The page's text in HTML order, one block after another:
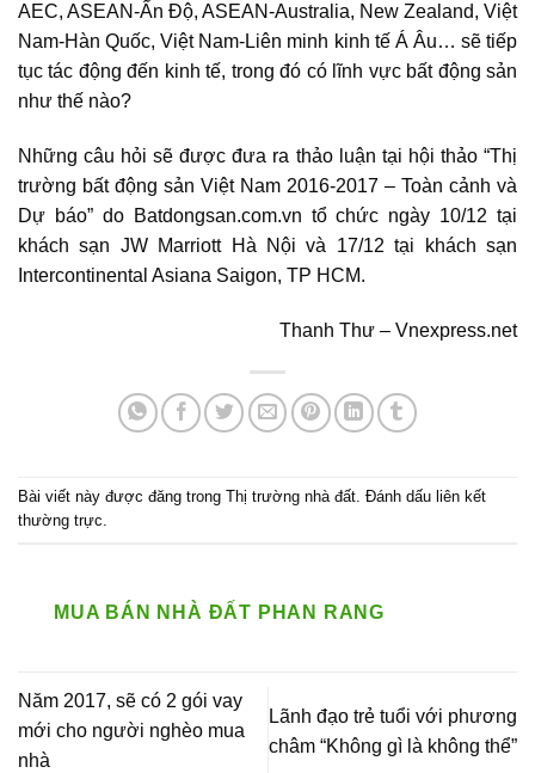
AEC, ASEAN-Ấn Độ, ASEAN-Australia, New Zealand, Việt
Nam-Hàn Quốc, Việt Nam-Liên minh kinh tế Á Âu… sẽ tiếp
tục tác động đến kinh tế, trong đó có lĩnh vực bất động sản
như thế nào?
Những câu hỏi sẽ được đưa ra thảo luận tại hội thảo “Thị
trường bất động sản Việt Nam 2016-2017 – Toàn cảnh và
Dự báo” do Batdongsan.com.vn tổ chức ngày 10/12 tại
khách sạn JW Marriott Hà Nội và 17/12 tại khách sạn
Intercontinental Asiana Saigon, TP HCM.
Thanh Thư – Vnexpress.net
Bài viết này được đăng trong Thị trường nhà đất. Đánh dấu liên kết
thường trực.
MUA BÁN NHÀ ĐẤT PHAN RANG
Năm 2017, sẽ có 2 gói vay
mới cho người nghèo mua
nhà
Lãnh đạo trẻ tuổi với phương
châm “Không gì là không thể”